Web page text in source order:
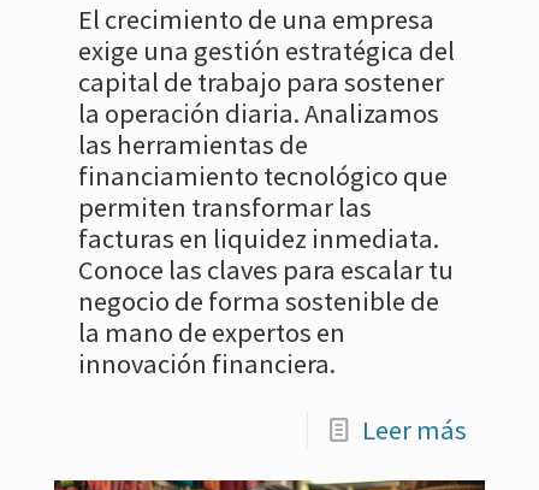
El crecimiento de una empresa
exige una gestión estratégica del
capital de trabajo para sostener
la operación diaria. Analizamos
las herramientas de
financiamiento tecnológico que
permiten transformar las
facturas en liquidez inmediata.
Conoce las claves para escalar tu
negocio de forma sostenible de
la mano de expertos en
innovación financiera.
Leer más